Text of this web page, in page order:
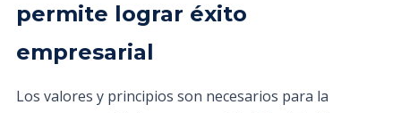
permite lograr éxito
empresarial
Los valores y principios son necesarios para la